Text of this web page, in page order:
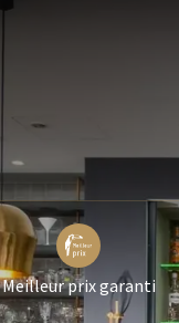
Meilleur prix garanti